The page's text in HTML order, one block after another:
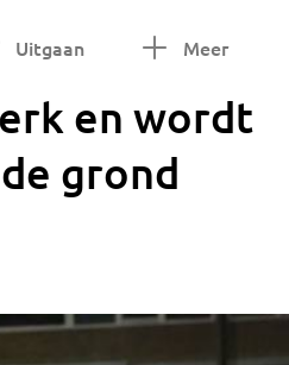
Uitgaan Meer
en wordt
grond